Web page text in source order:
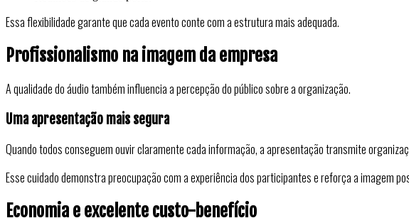
Essa flexibilidade garante que cada evento conte com a estrutura mais adequada.
Profissionalismo na imagem da empresa
A qualidade do áudio também influencia a percepção do público sobre a organização.
Uma apresentação mais segura
Quando todos conseguem ouvir claramente cada informação, a apresentação transmite
Esse cuidado demonstra preocupação com a experiência dos participantes e reforça a imagem
Economia e excelente custo-benefício